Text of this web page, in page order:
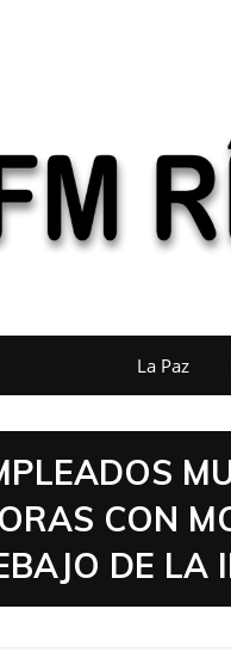
La Paz
CON
DE LA